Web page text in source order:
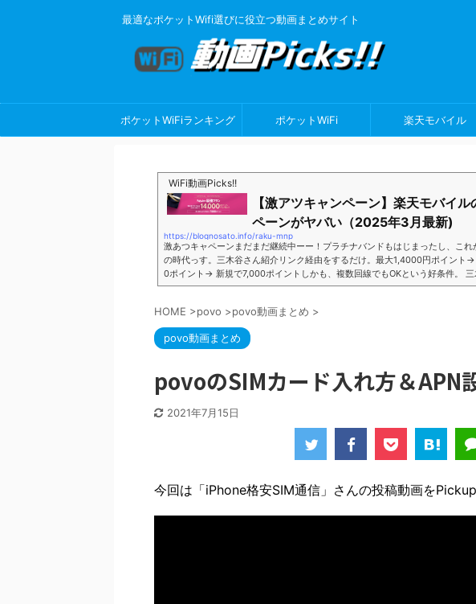
最適なポケットWifi選びに役立つ動画まとめサイト
ポケットWiFiランキング ポケットWiFi 楽天モバイル
WiFi動画Picks!!
【激アツキャンペーン】楽天モバイ
ペーンがヤバい（2025年3月最新)
https://blognosato.info/raku-mnp
激あつキャペーンまだまだ継続中ーー！プラチナバンドもはじまったし、こ
の時代っす。三木谷さん紹介リンク経由をするだけ。最大1,4000円ポイント
0ポイント→ 新規で7,000ポイントしかも、複数回線でもOKという好条件。
ペーン＼激熱の三木谷さんキャンペーン／2回線目以降でもOK再契約でもでも
■キャンペーン概要三木谷社長の特別招待ページから楽天モバイ...
HOME >povo >povo動画まとめ >
povo動画まとめ
povoのSIMカード入れ方＆APN
2021年7月15日
今回は「iPhone格安SIM通信」さんの投稿動画をPickup